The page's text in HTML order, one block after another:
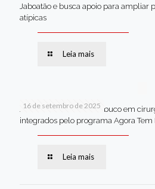
Jaboatão e busca apoio para ampliar
atípicas
Leia mais
16 de setembro de 2025
Jaboatão lidera Pernambuco em
integrados pelo programa Agora Tem
Leia mais